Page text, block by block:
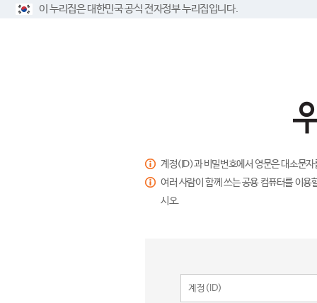
이 누리집은 대한민국 공식 전자정부 누리집입니다.
계정(ID)과 비밀번호에서 영문은 대소문
여러 사람이 함께 쓰는 공용 컴퓨터를 이
시오.